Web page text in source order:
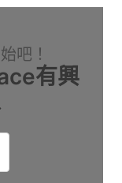
吧！
有興